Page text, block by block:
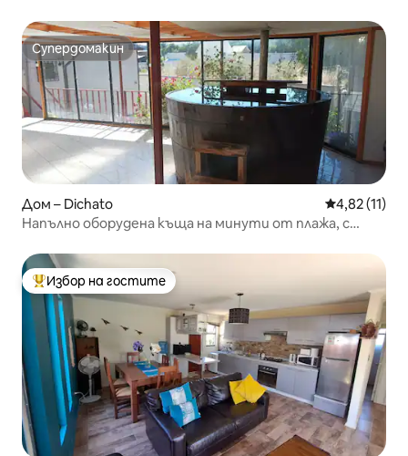
Супердомакин
Супердомакин
Дом – Dichato Средна
4,82 (11)
Напълно оборудена къща на минути от плажа, с
Най-популярен избор на гостите
Избор на гостите